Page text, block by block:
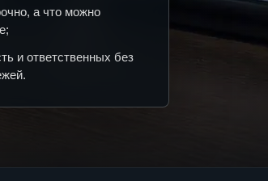
а что можно
и ответственных без